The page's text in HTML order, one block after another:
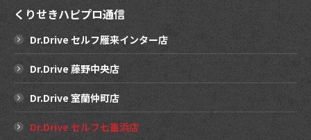
くりせきハピプロ通信
Dr.Drive セルフ雁来インター店
Dr.Drive 藤野中央店
Dr.Drive 室蘭仲町店
Dr.Drive セルフ七重浜店